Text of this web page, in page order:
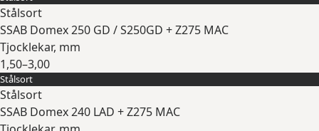
Stålsort
SSAB Domex 250 GD / S250GD + Z275 MAC
Tjocklekar, mm
1,50–3,00
Expandera
Stålsort
Stålsort
SSAB Domex 240 LAD + Z275 MAC